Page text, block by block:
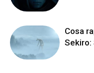
Cosa
Sekiro: